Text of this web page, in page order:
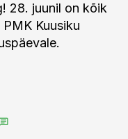
28. juunil on kõik
Kuusiku